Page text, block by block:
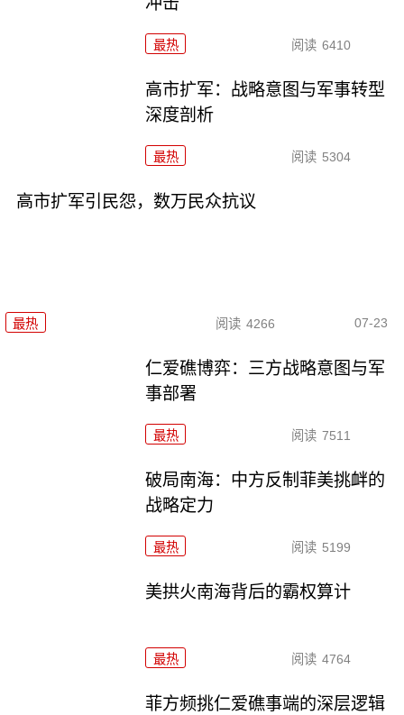
最热 阅读 6410
高市扩军：战略意图与军事转型
深度剖析
最热 阅读 5304
高市扩军引民怨，数万民众抗议
最热 阅读 4266 07-23
仁爱礁博弈：三方战略意图与军
事部署
最热 阅读 7511
破局南海：中方反制菲美挑衅的
战略定力
最热 阅读 5199
美拱火南海背后的霸权算计
最热 阅读 4764
菲方频挑仁爱礁事端的深层逻辑